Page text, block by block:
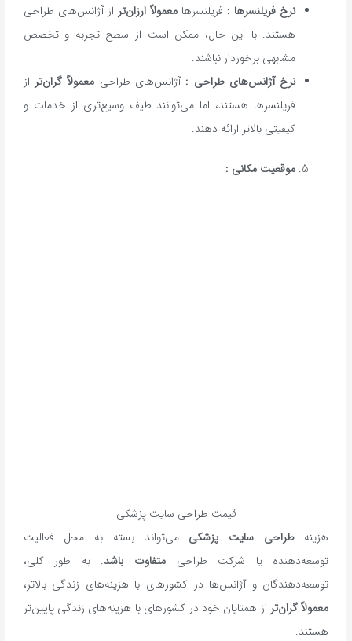
نرخ فریلنسرها : فریلنسرها معمولاً ارزان‌تر از آژانس‌های طراحی
هستند. با این حال، ممکن است از سطح تجربه و تخصص
مشابهی برخوردار نباشند.
نرخ آژانس‌های طراحی : آژانس‌های طراحی معمولاً گران‌تر از
فریلنسرها هستند، اما می‌توانند طیف وسیع‌تری از خدمات و
کیفیتی بالاتر ارائه دهند.
موقعیت مکانی :
قیمت طراحی سایت پزشکی
هزینهطراحی سایت پزشکی می‌تواند بسته به محل فعالیت
توسعه‌دهنده یا شرکت طراحی متفاوت باشد. به طور کلی،
توسعه‌دهندگان و آژانس‌ها در کشورهای با هزینه‌های زندگی بالاتر،
معمولاً گران‌تر از همتایان خود در کشورهای با هزینه‌های زندگی پایین‌تر
هستند.